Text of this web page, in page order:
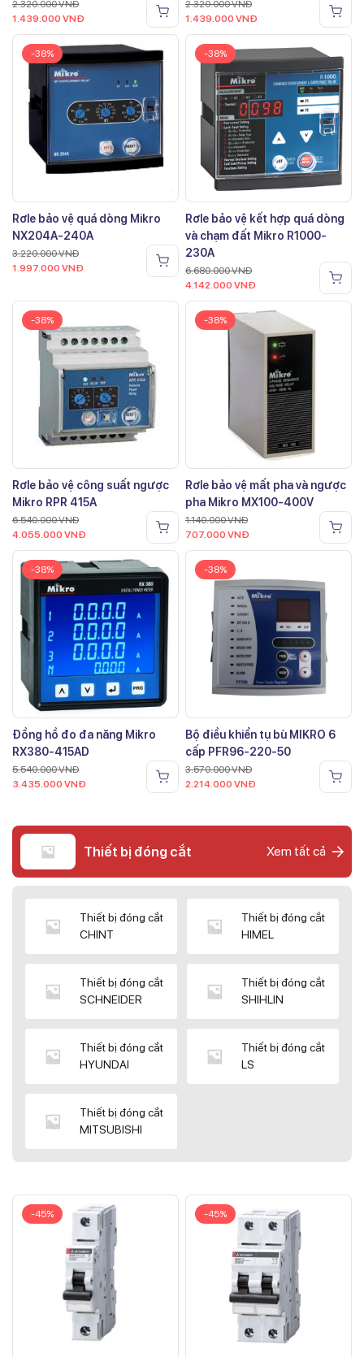
2.320.000VNĐ
1.439.000 VNĐ
2.320.000VNĐ
1.439.000 VNĐ
-38%
Rơle bảo vệ quá dòng Mikro
NX204A-240A
3.220.000VNĐ
1.997.000 VNĐ
-38%
Rơle bảo vệ kết hợp quá dòng
và chạm đất Mikro R1000-
230A
6.680.000VNĐ
4.142.000 VNĐ
-38%
Rơle bảo vệ công suất ngược
Mikro RPR 415A
6.540.000VNĐ
4.055.000 VNĐ
-38%
Rơle bảo vệ mất pha và ngược
pha Mikro MX100-400V
1.140.000VNĐ
707.000 VNĐ
-38%
Đồng hồ đo đa năng Mikro
RX380-415AD
5.540.000VNĐ
3.435.000 VNĐ
-38%
Bộ điều khiển tụ bù MIKRO 6
cấp PFR96-220-50
3.570.000VNĐ
2.214.000 VNĐ
Thiết bị đóng cắt Xem tất cả
Thiết bị đóng cắt
CHINT
Thiết bị đóng cắt
HIMEL
Thiết bị đóng cắt
SCHNEIDER
Thiết bị đóng cắt
SHIHLIN
Thiết bị đóng cắt
HYUNDAI
Thiết bị đóng cắt
LS
Thiết bị đóng cắt
MITSUBISHI
-45% -45%